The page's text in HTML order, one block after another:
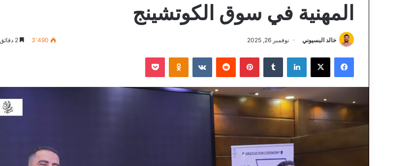
المهنية في سوق الكوتشينج
خالد البسيوني نوفمبر 26, 2025 3٬490
فيسبوك لينكدإن بينتيريست